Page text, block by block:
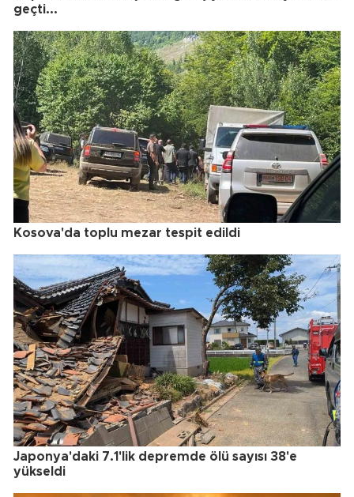
geçti...
Kosova'da toplu mezar tespit edildi
Japonya'daki 7.1'lik depremde ölü sayısı 38'e
yükseldi